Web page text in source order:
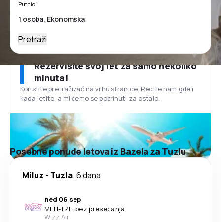
Putnici
Pretraži
Rezervišite svoj let za samo nekoliko
minuta!
Koristite pretraživač na vrhu stranice. Recite nam gde i
kada letite, a mi ćemo se pobrinuti za ostalo.
Posebne ponude letova iz Bazela za Tuzlu
Miluz - Tuzla 6 dana
ned 06 sep
MLH-TZL· bez presedanja
Wizz Air